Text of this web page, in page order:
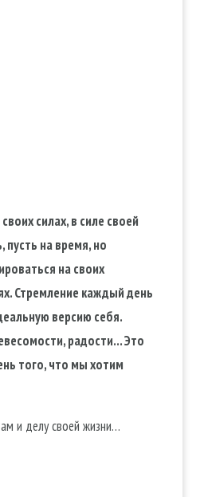
силах, в силе своей
на время, но
на своих
Стремление каждый день
версию себя.
радости… Это
того, что мы хотим
и делу своей жизни…